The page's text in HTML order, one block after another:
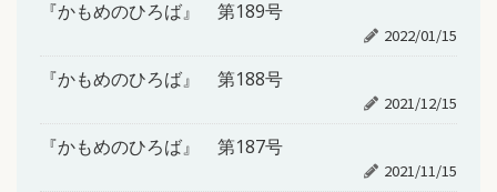
『かもめのひろば』 第189号
2022/01/15
『かもめのひろば』 第188号
2021/12/15
『かもめのひろば』 第187号
2021/11/15